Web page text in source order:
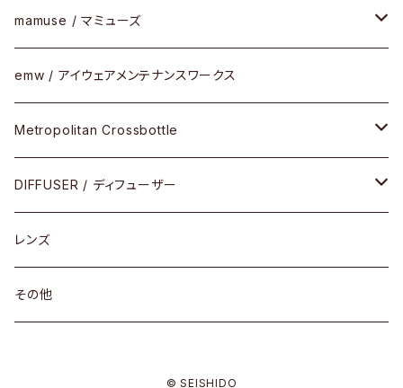
コンビフレーム
サングラス
その他
セルフレーム
メタルフレーム
コンビネーション
mamuse / マミューズ
セル
メタル
コンビ
emw / アイウェアメンテナンスワークス
Metropolitan Crossbottle
30cm×30cm
18cm×13cm
DIFFUSER / ディフューザー
グラスコード
メガネケース
レンズ
その他
© SEISHIDO